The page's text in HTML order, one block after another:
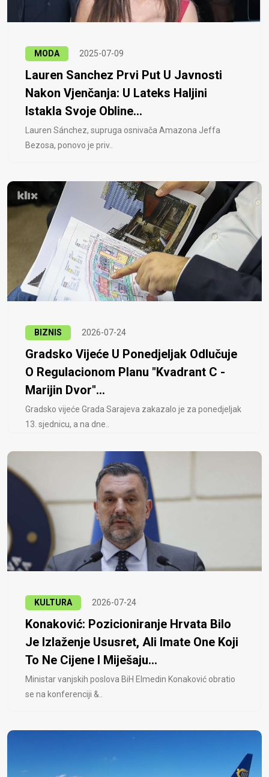
MODA 2025-07-09
Lauren Sanchez Prvi Put U Javnosti
Nakon Vjenčanja: U Lateks Haljini
Istakla Svoje Obline...
Lauren Sánchez, supruga osnivača Amazona Jeffa
Bezosa, ponovo je priv..
BIZNIS 2026-07-24
Gradsko Vijeće U Ponedjeljak Odlučuje
O Regulacionom Planu "Kvadrant C -
Marijin Dvor"...
Gradsko vijeće Grada Sarajeva zakazalo je za ponedjeljak
13. sjednicu, a na dne..
KULTURA 2026-07-24
Konaković: Pozicioniranje Hrvata Bilo
Je Izlaženje Ususret, Ali Imate One Koji
To Ne Cijene I Miješaju...
Ministar vanjskih poslova BiH Elmedin Konaković obratio
se na konferenciji &..